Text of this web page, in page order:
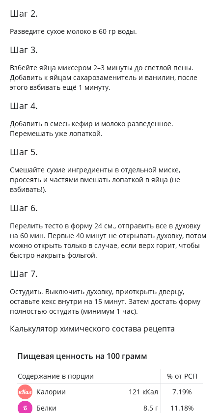
Шаг 2.
Разведите сухое молоко в 60 гр воды.
Шаг 3.
Взбейте яйца миксером 2–3 минуты до светлой пены.
Добавить к яйцам сахарозаменитель и ванилин, после
этого взбивать ещё 1 минуту.
Шаг 4.
Добавить в смесь кефир и молоко разведенное.
Перемешать уже лопаткой.
Шаг 5.
Смешайте сухие ингредиенты в отдельной миске,
просеять и частями вмешать лопаткой в яйца (не
взбивать!).
Шаг 6.
Перелить тесто в форму 24 см., отправить все в духовку
на 60 мин. Первые 40 минут не открывать духовку, потом
можно открыть только в случае, если верх горит, чтобы
быстро накрыть фольгой.
Шаг 7.
Остудить. Выключить духовку, приоткрыть дверцу,
оставьте кекс внутри на 15 минут. Затем достать форму
полностью остудить (минимум 1 час).
Калькулятор химического состава рецепта
Пищевая ценность на 100 грамм
Содержание в порции
% от РСП
Калории
121 кКал
7.19%
Белки
8.5 г
11.18%